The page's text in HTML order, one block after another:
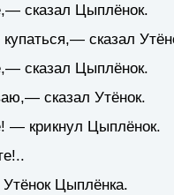
сказал Цыплёнок.
сказал
сказал Цыплёнок.
сказал Утёнок.
— крикнул Цыплёнок.
Цыплёнка.